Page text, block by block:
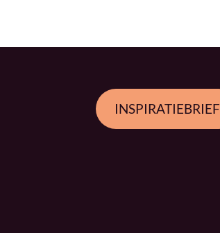
INSPIRATIEBRIEF